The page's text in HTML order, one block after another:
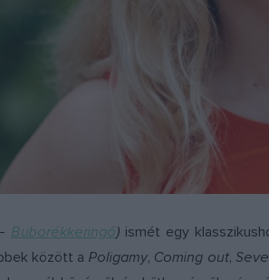
Buborékkeringő) ismét egy
között a Poligamy, Coming out,